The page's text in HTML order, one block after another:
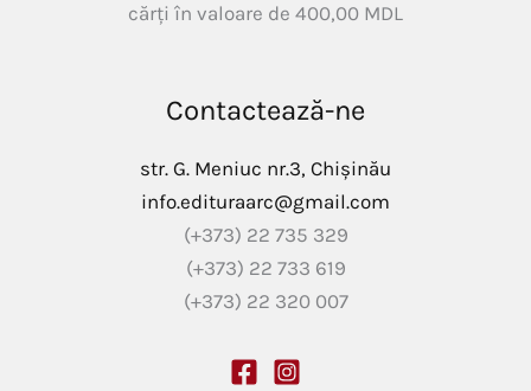
cărți în valoare de 400,00 MDL
Contactează-ne
str. G. Meniuc nr.3, Chișinău
info.edituraarc@gmail.com
(+373) 22 735 329
(+373) 22 733 619
(+373) 22 320 007